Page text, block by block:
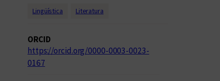
Lingüística Literatura
ORCID
https://orcid.org/0000-0003-0023-
0167